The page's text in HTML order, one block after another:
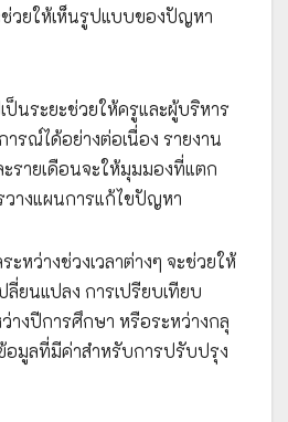
วยให้เห็นรูปแบบของปัญหา
ป็นระยะช่วยให้ครูและผู้บริหาร
รณ์ได้อย่างต่อเนื่อง รายงาน
รายเดือนจะให้มุมมองที่แตก
างแผนการแก้ไขปัญหา
ะหว่างช่วงเวลาต่างๆ จะช่วยให้
ลี่ยนแปลง การเปรียบเทียบ
างปีการศึกษา หรือระหว่างกลุ
อมูลที่มีค่าสำหรับการปรับปรุง